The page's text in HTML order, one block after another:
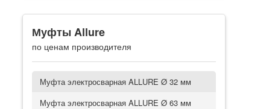
Муфты Allure
по ценам производителя
Муфта электросварная ALLURE Ø 32 мм
Муфта электросварная ALLURE Ø 63 мм